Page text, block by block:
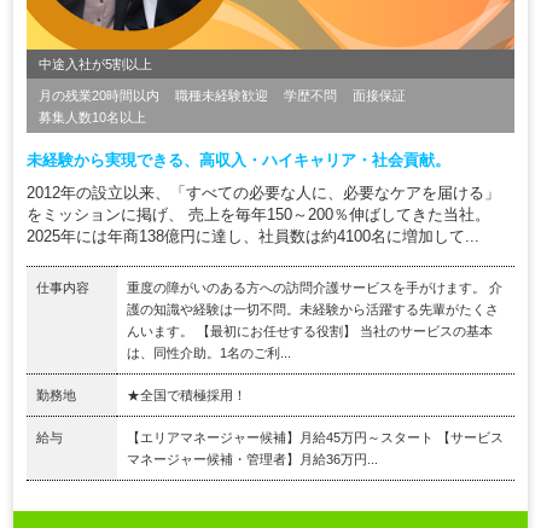
中途入社が5割以上
月の残業20時間以内 職種未経験歓迎 学歴不問
面接保証
募集人数10名以上
未経験から実現できる、高収入・ハイキャリア・社会貢献。
2012年の設立以来、「すべての必要な人に、必要なケアを届ける」
をミッションに掲げ、 売上を毎年150～200％伸ばしてきた当社。
2025年には年商138億円に達し、社員数は約4100名に増加して...
仕事内容
重度の障がいのある方への訪問介護サービスを手がけます。 介
護の知識や経験は一切不問。未経験から活躍する先輩がたくさ
んいます。 【最初にお任せする役割】 当社のサービスの基本
は、同性介助。1名のご利...
勤務地 ★全国で積極採用！
給与
【エリアマネージャー候補】月給45万円～スタート 【サービス
マネージャー候補・管理者】月給36万円...